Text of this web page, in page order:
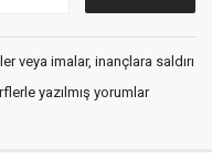
veya imalar, inançlara saldırı
yazılmış yorumlar